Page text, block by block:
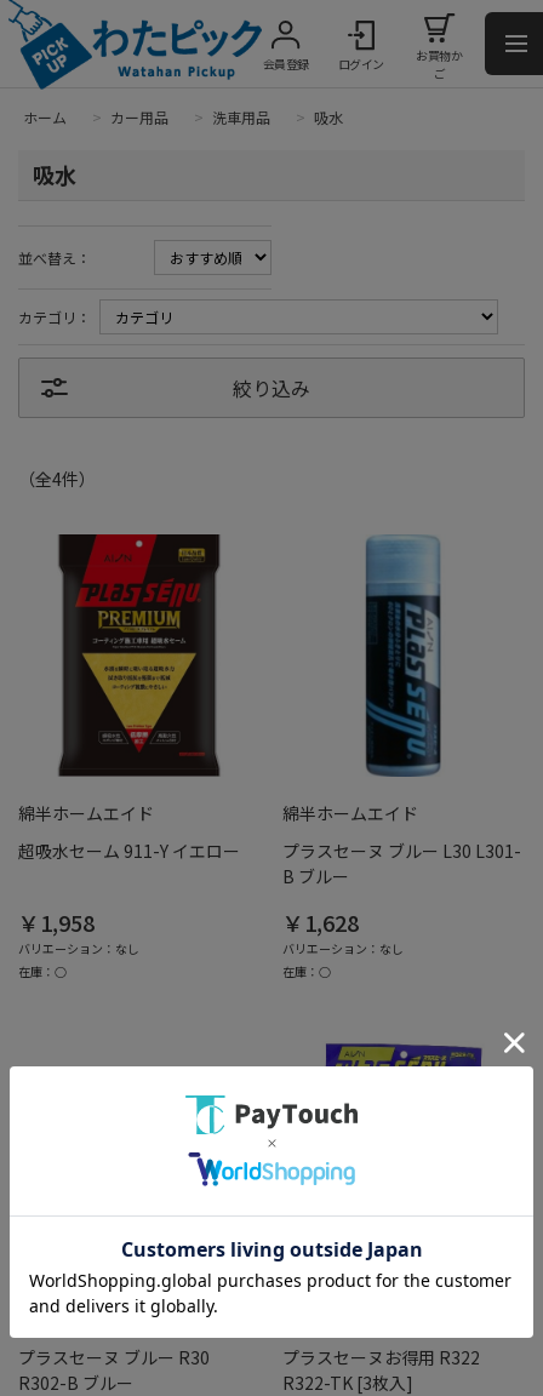
会員登録 ログイン
お買物か
ご
ホーム > カー用品 > 洗車用品 > 吸水
吸水
並べ替え：
カテゴリ：
絞り込み
（全4件）
綿半ホームエイド
超吸水セーム 911-Y イエロー
￥1,958
バリエーション：なし
在庫：○
綿半ホームエイド
プラスセーヌ ブルー L30 L301-
B ブルー
￥1,628
バリエーション：なし
在庫：○
綿半ホームエイド
プラスセーヌ ブルー R30
R302-B ブルー
プラスセーヌお得用 R322
R322-TK [3枚入]